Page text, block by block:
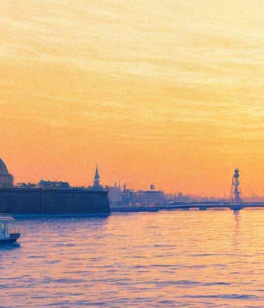
Ботанический сад экстренно
продлевает работу: Царица
ночи готова распуститься
Версия для печати
Смотреть фоторепортаж